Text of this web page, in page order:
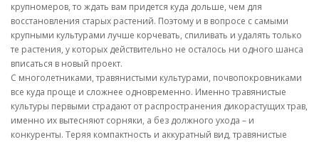
крупномеров, то ждать вам придется куда дольше, чем для
восстановления старых растений. Поэтому и в вопросе с самыми
крупными культурами лучше корчевать, спиливать и удалять только
те растения, у которых действительно не осталось ни одного шанса
вписаться в новый проект.
С многолетниками, травянистыми культурами, почвопокровниками
все куда проще и сложнее одновременно. Именно травянистые
культуры первыми страдают от распространения дикорастущих трав,
именно их вытесняют сорняки, а без должного ухода – и
конкуренты. Теряя компактность и аккуратный вид, травянистые